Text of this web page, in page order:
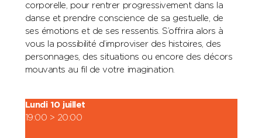
corporelle, pour rentrer progressivement dans la
danse et prendre conscience de sa gestuelle, de
ses émotions et de ses ressentis. S’offrira alors à
vous la possibilité d’improviser des histoires, des
personnages, des situations ou encore des décors
mouvants au fil de votre imagination.
Lundi 10 juillet
19:00 > 20:00